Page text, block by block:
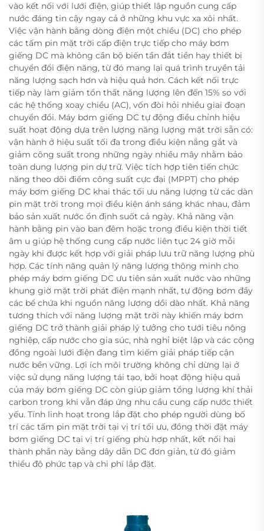
vào kết nối với lưới điện, giúp thiết lập nguồn cung cấp
nước đáng tin cậy ngay cả ở những khu vực xa xôi nhất.
Việc vận hành bằng dòng điện một chiều (DC) cho phép
các tấm pin mặt trời cấp điện trực tiếp cho máy bơm
giếng DC mà không cần bộ biến tần đắt tiền hay thiết bị
chuyển đổi điện năng, từ đó mang lại quá trình truyền tải
năng lượng sạch hơn và hiệu quả hơn. Cách kết nối trực
tiếp này làm giảm tổn thất năng lượng lên đến 15% so với
các hệ thống xoay chiều (AC), vốn đòi hỏi nhiều giai đoạn
chuyển đổi. Máy bơm giếng DC tự động điều chỉnh hiệu
suất hoạt động dựa trên lượng năng lượng mặt trời sẵn có:
vận hành ở hiệu suất tối đa trong điều kiện nắng gắt và
giảm công suất trong những ngày nhiều mây nhằm bảo
toàn dung lượng pin dự trữ. Việc tích hợp tiên tiến chức
năng theo dõi điểm công suất cực đại (MPPT) cho phép
máy bơm giếng DC khai thác tối ưu năng lượng từ các dàn
pin mặt trời trong mọi điều kiện ánh sáng khác nhau, đảm
bảo sản xuất nước ổn định suốt cả ngày. Khả năng vận
hành bằng pin vào ban đêm hoặc trong điều kiện thời tiết
âm u giúp hệ thống cung cấp nước liên tục 24 giờ mỗi
ngày khi được kết hợp với giải pháp lưu trữ năng lượng phù
hợp. Các tính năng quản lý năng lượng thông minh cho
phép máy bơm giếng DC ưu tiên sản xuất nước vào những
khung giờ mặt trời phát điện mạnh nhất, tự động bơm đầy
các bể chứa khi nguồn năng lượng dồi dào nhất. Khả năng
tương thích với năng lượng mặt trời này khiến máy bơm
giếng DC trở thành giải pháp lý tưởng cho tưới tiêu nông
nghiệp, cấp nước cho gia súc, nhà nghỉ biệt lập và các cộng
đồng ngoài lưới điện đang tìm kiếm giải pháp tiếp cận
nước bền vững. Lợi ích môi trường không chỉ dừng lại ở
việc sử dụng năng lượng tái tạo, bởi hoạt động hiệu quả
của máy bơm giếng DC còn giúp giảm tổng lượng khí thải
carbon trong khi vẫn đáp ứng nhu cầu cung cấp nước thiết
yếu. Tính linh hoạt trong lắp đặt cho phép người dùng bố
trí các tấm pin mặt trời tại vị trí tối ưu, đồng thời đặt máy
bơm giếng DC tại vị trí giếng phù hợp nhất, kết nối hai
thành phần này bằng dây dẫn DC đơn giản, từ đó giảm
thiểu độ phức tạp và chi phí lắp đặt.